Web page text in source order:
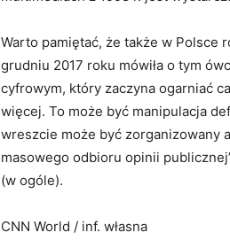
Warto pamiętać, że także w Polsce
grudniu 2017 roku mówiła o tym
cyfrowym, który zaczyna ogarniać
więcej. To może być manipulacja
wreszcie może być zorganizowany
masowego odbioru opinii
(w ogóle).
CNN World / inf. własna